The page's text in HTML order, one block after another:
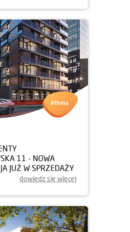
11 - NOWA
JUŻ W SPRZEDAŻY
dowiedz się więcej